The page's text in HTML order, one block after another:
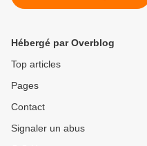
A l'église, il faut du silence
Hébergé par Overblog
Top articles
Pages
Contact
Signaler un abus